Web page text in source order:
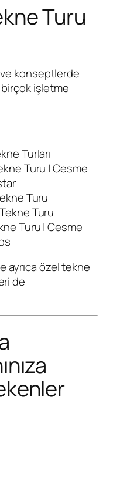
Turu
ve konseptlerde
işletme
Turları
Turu | Cesme
Turu
Turu
Turu | Cesme
ayrıca özel tekne
de